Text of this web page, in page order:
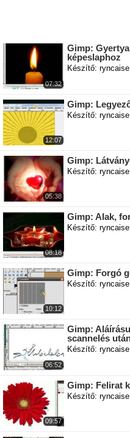
07:32
Gimp:
képeslaphoz
Készítő: ryncaise
12:07
Gimp:
Készítő: ryncaise
05:38
Gimp:
Készítő: ryncaise
08:18
Gimp: Alak,
Készítő: ryncaise
10:12
Gimp: Forgó
Készítő: ryncaise
06:52
Gimp:
scannelés
Készítő: ryncaise
09:57
Gimp: Felirat
Készítő: ryncaise